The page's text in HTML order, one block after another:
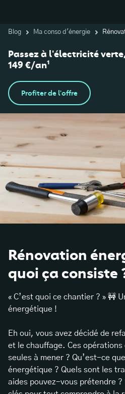
Blog Ma conso d'énergie
Passez à l'électricité
149 €/an¹
Profiter de l'offre
Rénovation
quoi ça consiste
« C’est quoi ce chantier ? » 🚧
énergétique !
Eh oui, vous avez décidé de
et le chauffage. Ces
seules à mener ? Qu’est-ce
énergétique ? Quels sont les
aides pouvez-vous prétendre ?